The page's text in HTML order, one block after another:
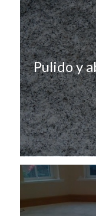
Pulido y